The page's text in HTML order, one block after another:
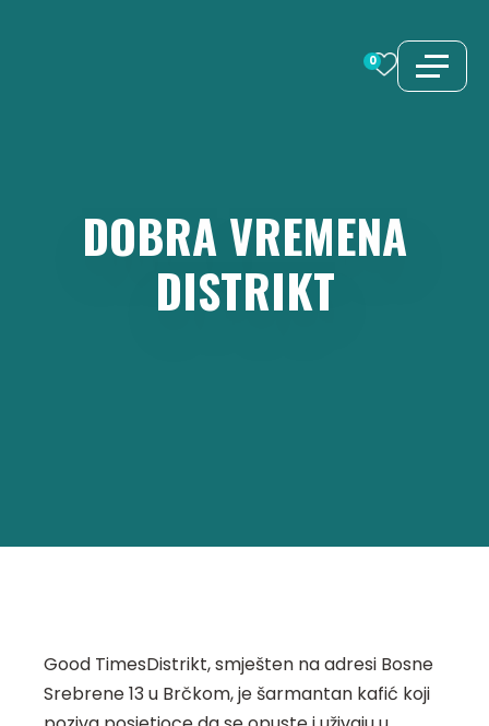
0
DOBRA VREMENA
DISTRIKT
Good TimesDistrikt, smješten na adresi Bosne
Srebrene 13 u Brčkom, je šarmantan kafić koji